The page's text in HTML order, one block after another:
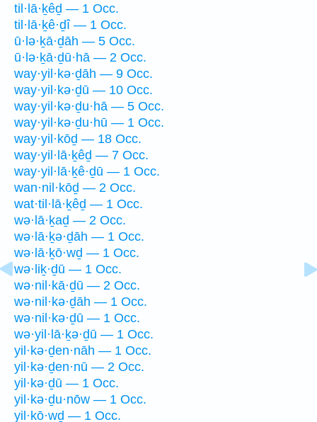
til·lā·ḵêḏ — 1 Occ.
til·lā·ḵê·ḏî — 1 Occ.
ū·lə·ḵā·ḏāh — 5 Occ.
ū·lə·ḵā·ḏū·hā — 2 Occ.
way·yil·kə·ḏāh — 9 Occ.
way·yil·kə·ḏū — 10 Occ.
way·yil·kə·ḏu·hā — 5 Occ.
way·yil·kə·ḏu·hū — 1 Occ.
way·yil·kōḏ — 18 Occ.
way·yil·lā·ḵêḏ — 7 Occ.
way·yil·lā·ḵê·ḏū — 1 Occ.
wan·nil·kōḏ — 2 Occ.
wat·til·lā·ḵêḏ — 1 Occ.
wə·lā·ḵaḏ — 2 Occ.
wə·lā·ḵə·ḏāh — 1 Occ.
wə·lā·ḵō·wḏ — 1 Occ.
wə·liḵ·ḏū — 1 Occ.
wə·nil·kā·ḏū — 2 Occ.
wə·nil·kə·ḏāh — 1 Occ.
wə·nil·kə·ḏū — 1 Occ.
wə·yil·lā·ḵə·ḏū — 1 Occ.
yil·kə·ḏen·nāh — 1 Occ.
yil·kə·ḏen·nū — 2 Occ.
yil·kə·ḏū — 1 Occ.
yil·kə·ḏu·nōw — 1 Occ.
yil·kō·wḏ — 1 Occ.